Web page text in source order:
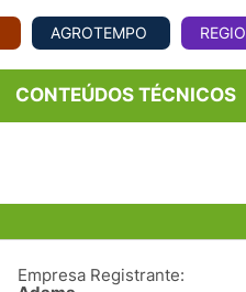
AGROVIAGENS
AGROTEMPO
CONTEÚDOS TÉCNICOS
Empresa Registrante: